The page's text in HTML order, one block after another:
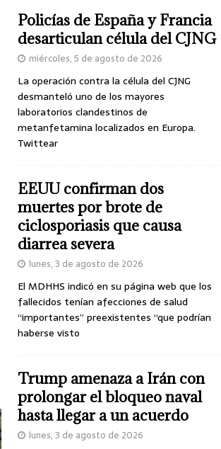
Policías de España y Francia
desarticulan célula del CJNG
miércoles, 5 de agosto de 2026
La operación contra la célula del CJNG
desmanteló uno de los mayores
laboratorios clandestinos de
metanfetamina localizados en Europa.
Twittear
EEUU confirman dos
muertes por brote de
ciclosporiasis que causa
diarrea severa
lunes, 3 de agosto de 2026
El MDHHS indicó en su página web que los
fallecidos tenían afecciones de salud
“importantes” preexistentes “que podrían
haberse visto
Trump amenaza a Irán con
prolongar el bloqueo naval
hasta llegar a un acuerdo
lunes, 3 de agosto de 2026